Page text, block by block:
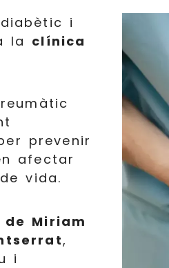
i
la clínica
prevenir
afectar
vida.
Miriam
,
i